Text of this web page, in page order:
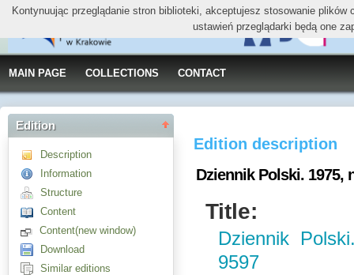
MAIN PAGE COLLECTIONS CONTACT
Edition
Description
Information
Structure
Content
Content(new window)
Download
Similar editions
Edition description
Dziennik Polski. 1975,
Title:
Dziennik
9597
Kontynuując przeglądanie stron biblioteki, akceptujesz stosowanie
ustawień przeglądarki będą one